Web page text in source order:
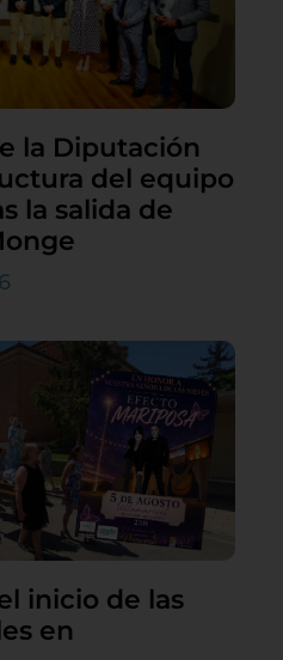
la Diputación
del equipo
la salida de
inicio de las
en